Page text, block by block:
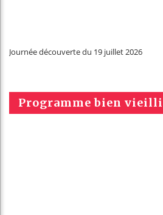
Journée découverte du 19 juillet 2026
Programme bien